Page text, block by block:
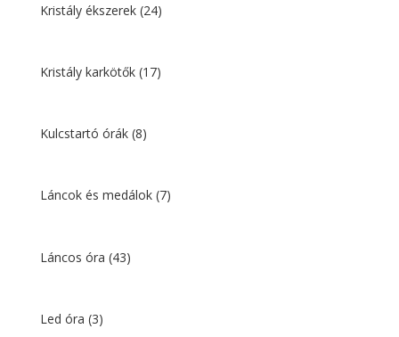
Kristály ékszerek (24)
Kristály karkötők (17)
Kulcstartó órák (8)
Láncok és medálok (7)
Láncos óra (43)
Led óra (3)